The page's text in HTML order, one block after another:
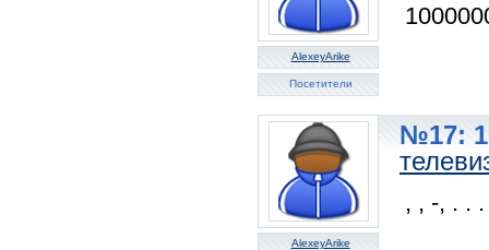
AlexeyArike
Посетители
AlexeyArike
№17:
, , -, . . .